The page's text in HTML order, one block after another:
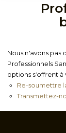
Type de bien
Plus de
Nous n'avons pas
Professionnels
options s'offrent à
Re-soumettre
Transmettez-